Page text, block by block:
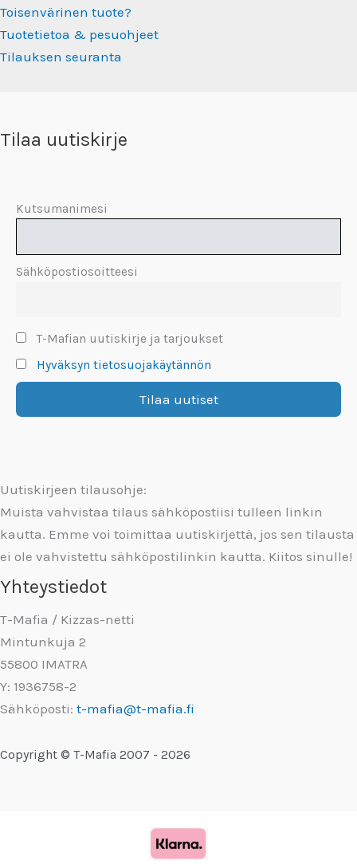
Toisenvärinen tuote?
Tuotetietoa & pesuohjeet
Tilauksen seuranta
Tilaa uutiskirje
Kutsumanimesi
Sähköpostiosoitteesi
T-Mafian uutiskirje ja tarjoukset
Hyväksyn tietosuojakäytännön
Uutiskirjeen tilausohje:
Muista vahvistaa tilaus sähköpostiisi tulleen linkin
kautta. Emme voi toimittaa uutiskirjettä, jos sen tilausta
ei ole vahvistettu sähköpostilinkin kautta. Kiitos sinulle!
Yhteystiedot
T-Mafia / Kizzas-netti
Mintunkuja 2
55800 IMATRA
Y: 1936758-2
Sähköposti: t-mafia@t-mafia.fi
Copyright © T-Mafia 2007 - 2026